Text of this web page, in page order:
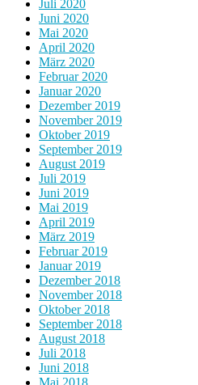
Juli 2020
Juni 2020
Mai 2020
April 2020
März 2020
Februar 2020
Januar 2020
Dezember 2019
November 2019
Oktober 2019
September 2019
August 2019
Juli 2019
Juni 2019
Mai 2019
April 2019
März 2019
Februar 2019
Januar 2019
Dezember 2018
November 2018
Oktober 2018
September 2018
August 2018
Juli 2018
Juni 2018
Mai 2018